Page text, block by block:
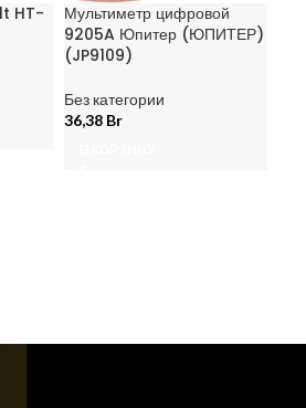
HT-
Мультиметр цифровой
9205A Юпитер (ЮПИТЕР)
(JP9109)
Без категории
36,38 Br